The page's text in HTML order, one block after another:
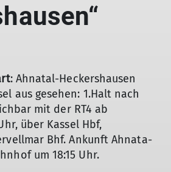
: Ahnatal-Heckershausen
aus gesehen: 1.Halt nach
mit der RT4 ab
über Kassel Hbf,
Bhf. Ankunft Ahnata-
um 18:15 Uhr.